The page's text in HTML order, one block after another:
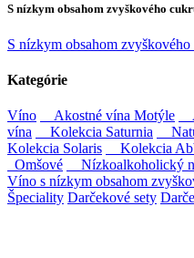
S nízkym obsahom zvyškového
S nízkym obsahom zvyškového
Kategórie
Víno Akostné vína Motýle
vína
Kolekcia Saturnia
Kolekcia Solaris
Kolekcia
Omšové
Nízkoalkoholický
Víno s nízkym obsahom
Špeciality Darčekové sety